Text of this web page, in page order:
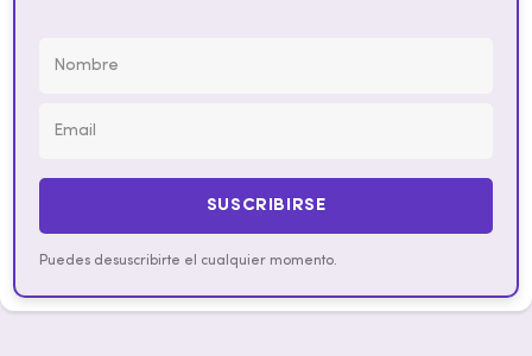
SUSCRIBIRSE
Puedes desuscribirte el cualquier momento.